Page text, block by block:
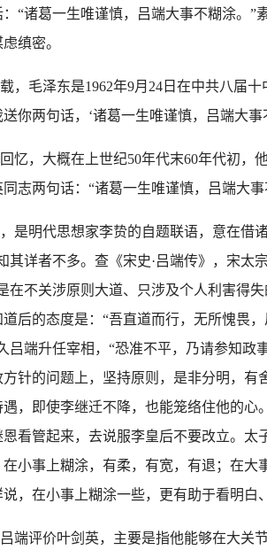
“诸葛一生唯谨慎，吕端大事不糊涂。
缜密。
，毛泽东是1962年9月24日在中共八届
你两句话，‘诸葛一生唯谨慎，吕端大
忆，大概在上世纪50年代末60年代初，
志两句话：“诸葛一生唯谨慎，吕端大
是明代思想家李贽的自题联语，意在借
其详者不多。查《宋史·吕端传》，宋太
在不关涉原则大道、只涉及个人利害得
后的态度是：“吾直道而行，无所愧畏
吕端升任宰相，“恐准不平，乃请参知政
方针的问题上，坚持原则，是非分明，
，即使李继迁不降，也能笼络住他的
看管起来，去说服李皇后不要改立。
小事上糊涂，有柔，有宽，有退；在
，在小事上糊涂一些，更有助于看明白
端评价叶剑英，主要是指他能够在大关